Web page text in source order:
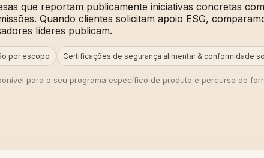
que reportam publicamente iniciativas concretas
Quando clientes solicitam apoio ESG,
líderes publicam.
por escopo Certificações de segurança alimentar & conformidade
para o seu programa específico de produto e percurso de